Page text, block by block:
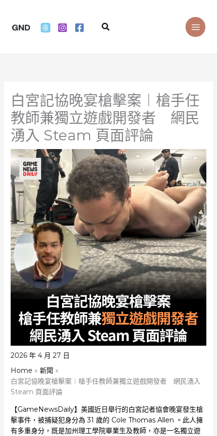
content
Search
白宮記協晚宴槍擊案︱槍手任
教師兼獨立遊戲開發者 網民
湧入 Steam 頁面評論
2026 年 4 月 27 日
Home
新聞
白宮記協晚宴槍擊案︱槍手任教師兼獨立遊戲開發者 網民湧入
Steam 頁面評論
【GameNewsDaily】美國近日舉行的白宮記者協會晚宴發生槍
擊事件，被捕疑犯身分為 31 歲的 Cole Thomas Allen 。此人擁
有多重身分，既是加州理工學院畢業生及教師，亦是一名獨立遊